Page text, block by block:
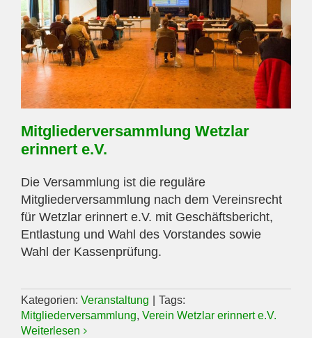
Mitgliederversammlung Wetzlar
erinnert e.V.
Die Versammlung ist die reguläre
Mitgliederversammlung nach dem Vereinsrecht
für Wetzlar erinnert e.V. mit Geschäftsbericht,
Entlastung und Wahl des Vorstandes sowie
Wahl der Kassenprüfung.
Kategorien: Veranstaltung
Tags:
Mitgliederversammlung, Verein Wetzlar erinnert e.V.
Weiterlesen